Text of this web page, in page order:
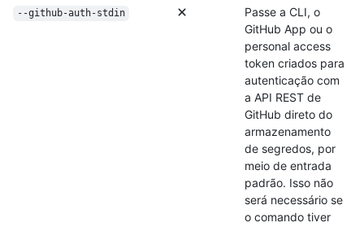
--github-auth-stdin
Passe a CLI, o
GitHub App ou o
personal access
token criados para
autenticação com
a API REST de
GitHub direto do
armazenamento
de segredos, por
meio de entrada
padrão. Isso não
será necessário se
o comando tiver